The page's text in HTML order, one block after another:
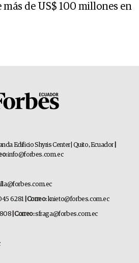
de US$ 100 millones en
Edificio Shyris Center | Quito, Ecuador
info@forbes.com.ec
6281 | Correo:knieto@forbes.com.ec
| Correo:sfraga@forbes.com.ec